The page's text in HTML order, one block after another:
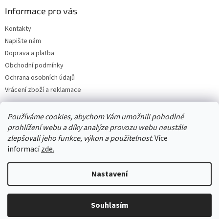
Používáme cookies, abychom Vám umožnili pohodlné
prohlížení webu a díky analýze provozu webu neustále
zlepšovali jeho funkce, výkon a použitelnost. Více
informacízde.
Nastavení
Souhlasím
Informace pro vás
Kontakty
Napište nám
Doprava a platba
Obchodní podmínky
Ochrana osobních údajů
Vrácení zboží a reklamace
Vytvořil Shoptet
Best4house. Všechna práva vyhrazena.